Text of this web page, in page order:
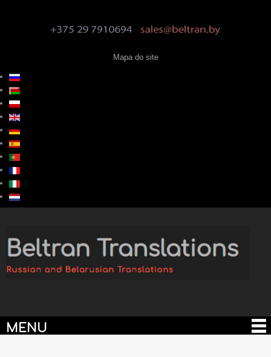
Mapa do site
MENU